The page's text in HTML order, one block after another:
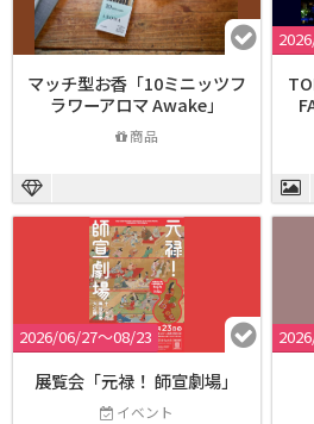
マッチ型お香「10ミニッツフ
ラワーアロマ Awake」
商品
2026/06/27〜08/23
展覧会「元禄！ 師宣劇場」
イベント